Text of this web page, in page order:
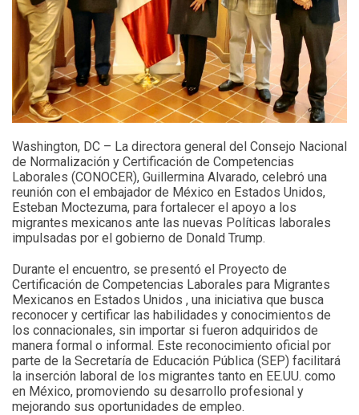
Washington, DC – La directora general del Consejo Nacional
de Normalización y Certificación de Competencias
Laborales (CONOCER), Guillermina Alvarado, celebró una
reunión con el embajador de México en Estados Unidos,
Esteban Moctezuma, para fortalecer el apoyo a los
migrantes mexicanos ante las nuevas Políticas laborales
impulsadas por el gobierno de Donald Trump.
Durante el encuentro, se presentó el Proyecto de
Certificación de Competencias Laborales para Migrantes
Mexicanos en Estados Unidos , una iniciativa que busca
reconocer y certificar las habilidades y conocimientos de
los connacionales, sin importar si fueron adquiridos de
manera formal o informal. Este reconocimiento oficial por
parte de la Secretaría de Educación Pública (SEP) facilitará
la inserción laboral de los migrantes tanto en EE.UU. como
en México, promoviendo su desarrollo profesional y
mejorando sus oportunidades de empleo.